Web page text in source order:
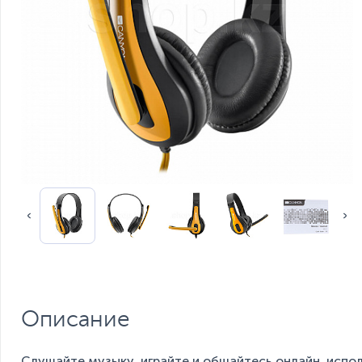
Описание